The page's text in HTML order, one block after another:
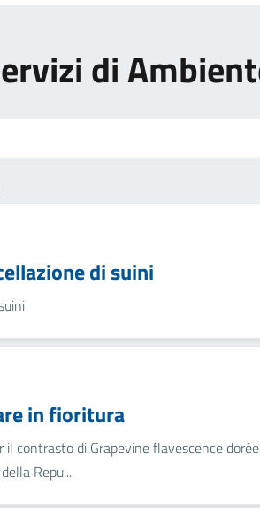
di
di suini
in fioritura
contrasto di Grapevine flavescence
Repu...